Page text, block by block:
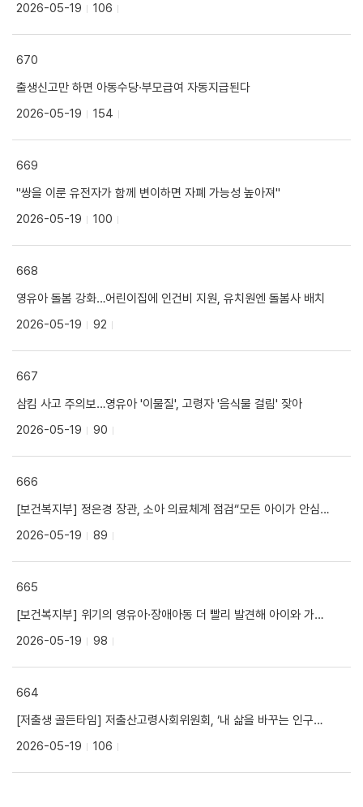
2026-05-19
106
670
출생신고만 하면 아동수당·부모급여 자동지급된다
2026-05-19
154
669
"쌍을 이룬 유전자가 함께 변이하면 자폐 가능성 높아져"
2026-05-19
100
668
영유아 돌봄 강화…어린이집에 인건비 지원, 유치원엔 돌봄사 배치
2026-05-19
92
667
삼킴 사고 주의보…영유아 '이물질', 고령자 '음식물 걸림' 잦아
2026-05-19
90
666
[보건복지부] 정은경 장관, 소아 의료체계 점검“모든 아이가 안심하고 진료받을 수 있는 환경 만들 것”
2026-05-19
89
665
[보건복지부] 위기의 영유아·장애아동 더 빨리 발견해 아이와 가정 지킨다
2026-05-19
98
664
[저출생 골든타임] 저출산고령사회위원회, ‘내 삶을 바꾸는 인구정책·슬로건 공모전’ 개최
2026-05-19
106